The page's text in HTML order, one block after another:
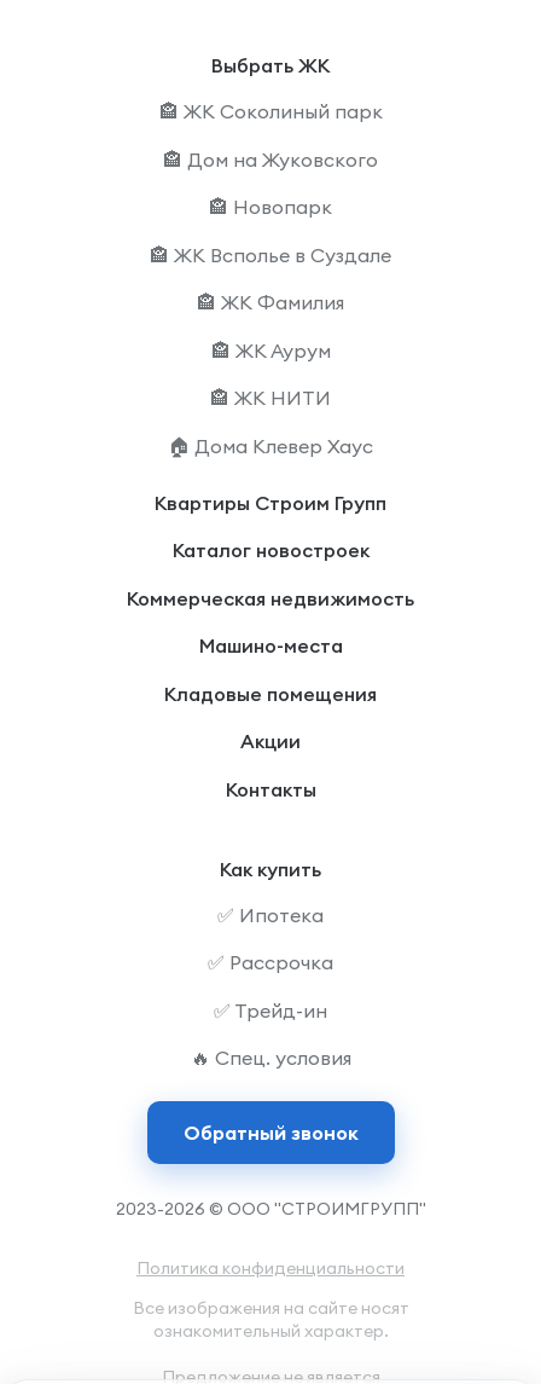
Выбрать ЖК
🏤 ЖК Соколиный парк
🏤 Дом на Жуковского
🏤 Новопарк
🏤 ЖК Всполье в Суздале
🏤 ЖК Фамилия
🏤 ЖК Аурум
🏤 ЖК НИТИ
🏠 Дома Клевер Хаус
Квартиры Строим Групп
Каталог новостроек
Коммерческая недвижимость
Машино-места
Кладовые помещения
Акции
Контакты
Как купить
✅ Ипотека
✅ Рассрочка
✅ Трейд-ин
🔥 Спец. условия
Обратный звонок
2023-2026 © ООО "СТРОИМГРУПП"
Политика конфиденциальности
Все изображения на сайте носят
ознакомительный характер.
Предложение не является